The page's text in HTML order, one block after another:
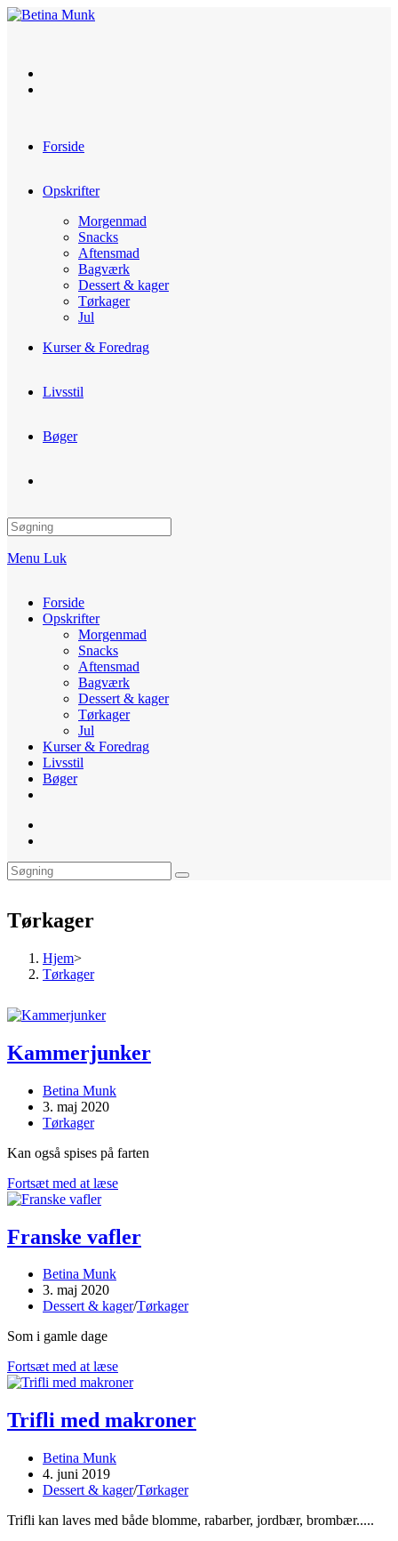
Skip
Forside
Opskrifter
Morgenmad
Snacks
Aftensmad
Bagværk
Dessert & kager
Tørkager
Jul
Kurser & Foredrag
Livsstil
Bøger
website
search
Menu Luk
Forside
Opskrifter
Morgenmad
Snacks
Aftensmad
Bagværk
Dessert & kager
Tørkager
Jul
Kurser & Foredrag
Livsstil
Bøger
Tørkager
Hjem>
Tørkager
Kammerjunker
Post
author:
Betina Munk
Post
published:
3. maj 2020
Post
Tørkager
Kan også spises på farten
Fortsæt med at læseKammerjunker
Franske vafler
Post
author:
Betina Munk
Post
published:
3. maj 2020
Post
Dessert & kager/Tørkager
Som i gamle dage
Fortsæt med at læseFranske
vafler
Trifli med makroner
Post
author:
Betina Munk
Post
published:
4. juni 2019
Post
Dessert & kager/Tørkager
Trifli kan laves med både blomme, rabarber, jordbær, brombær.....